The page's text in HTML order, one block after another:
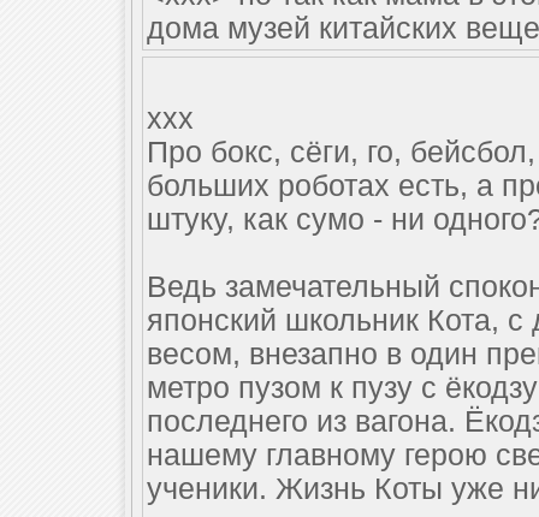
дома музей китайских
xxx
Про бокс, сёги, го,
больших роботах есть, а
штуку, как сумо - ни
Ведь замечательный
японский школьник Кота,
весом, внезапно в один
метро пузом к пузу с
последнего из вагона.
нашему главному герою
ученики. Жизнь Коты уже